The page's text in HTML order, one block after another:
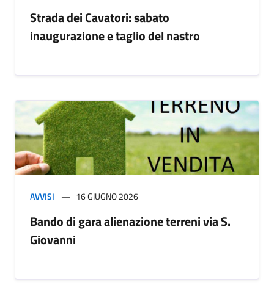
Strada dei Cavatori: sabato
inaugurazione e taglio del nastro
AVVISI 16 GIUGNO 2026
Bando di gara alienazione terreni via S.
Giovanni